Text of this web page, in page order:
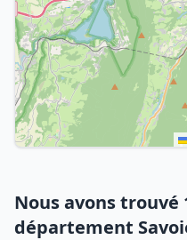
Nous avons trouvé
département